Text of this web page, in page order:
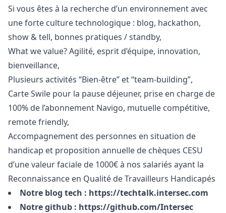
Si vous êtes à la recherche d’un environnement avec
une forte culture technologique : blog, hackathon,
show & tell, bonnes pratiques / standby,
What we value? Agilité, esprit d’équipe, innovation,
bienveillance,
Plusieurs activités “Bien-être” et “team-building”,
Carte Swile pour la pause déjeuner, prise en charge de
100% de l’abonnement Navigo, mutuelle compétitive,
remote friendly,
Accompagnement des personnes en situation de
handicap et proposition annuelle de chèques CESU
d’une valeur faciale de 1000€ à nos salariés ayant la
Reconnaissance en Qualité de Travailleurs Handicapés
Notre blog tech : https://techtalk.intersec.com
Notre github : https://github.com/Intersec